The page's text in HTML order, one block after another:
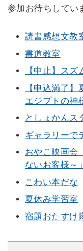
参加お待ちしてい
読書感想文教
書道教室
【中止】ス
【申込満了
エジプトの神
としょかんス
ギャラリーで
おやこ映画会
ないお客様～」
こわい本だな
夏休み学習室
宿題おたすけ